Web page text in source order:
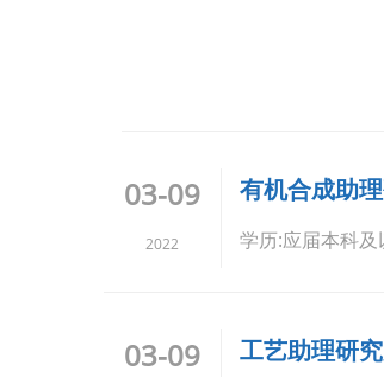
03-09
2022
有机合成助
学历:应届本
03-09 工艺助理研